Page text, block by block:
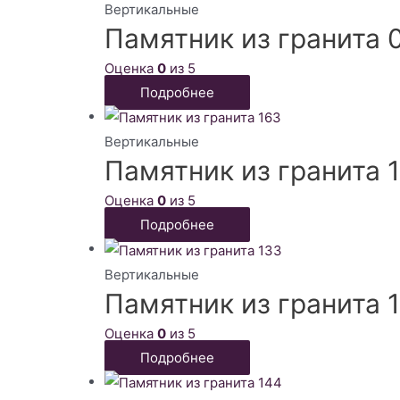
Вертикальные
Памятник из гранита
Оценка 0 из 5
Подробнее
Вертикальные
Памятник из гранита
Оценка 0 из 5
Подробнее
Вертикальные
Памятник из гранита
Оценка 0 из 5
Подробнее